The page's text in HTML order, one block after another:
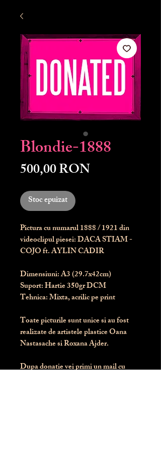
Blondie-1888
500,00 RONPreț
Stoc epuizat
Pictura cu numarul1888/ 1921 din
videoclipul piesei: DACA STIAM -
COJO ft. AYLIN CADIR
Dimensiuni: A3 (29.7x42cm)
Suport: Hartie 350gr DCM
Tehnica: Mixta, acrilic pe print
Toate picturile sunt unice si au fost
realizate de artistele plastice Oana
Nastasache si Roxana Ajder.
Dupa donatie vei primi un mail cu